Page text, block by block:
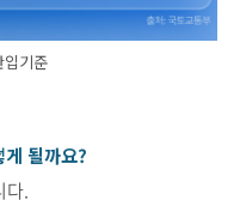
입기준
될까요?
다.